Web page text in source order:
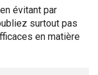
évitant par
surtout pas
en matière